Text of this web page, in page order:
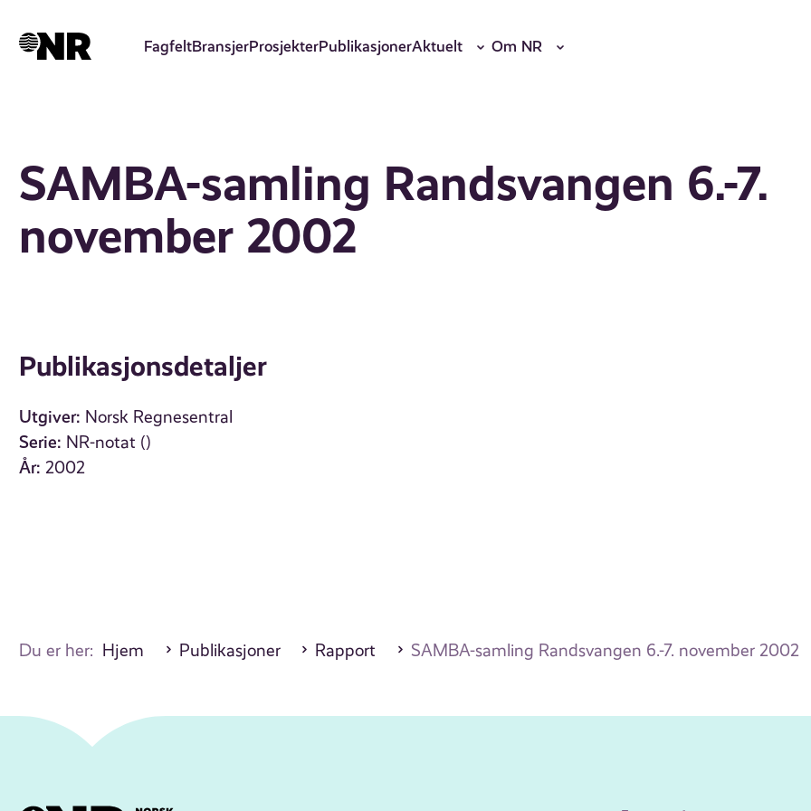
hovedinnhold
FagfeltBransjerProsjekterPublikasjonerAktuelt Om NR
SAMBA-samling Randsvangen 6.-7.
november 2002
Publikasjonsdetaljer
Utgiver: Norsk Regnesentral
Serie: NR-notat ()
År: 2002
Du er her: Hjem Publikasjoner Rapport SAMBA-samling Randsvangen 6.-7. november 2002